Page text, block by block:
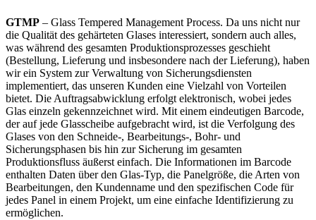
GTMP – Glass Tempered Management Process. Da uns nicht nur
die Qualität des gehärteten Glases interessiert, sondern auch alles,
was während des gesamten Produktionsprozesses geschieht
(Bestellung, Lieferung und insbesondere nach der Lieferung), haben
wir ein System zur Verwaltung von Sicherungsdiensten
implementiert, das unseren Kunden eine Vielzahl von Vorteilen
bietet. Die Auftragsabwicklung erfolgt elektronisch, wobei jedes
Glas einzeln gekennzeichnet wird. Mit einem eindeutigen Barcode,
der auf jede Glasscheibe aufgebracht wird, ist die Verfolgung des
Glases von den Schneide-, Bearbeitungs-, Bohr- und
Sicherungsphasen bis hin zur Sicherung im gesamten
Produktionsfluss äußerst einfach. Die Informationen im Barcode
enthalten Daten über den Glas-Typ, die Panelgröße, die Arten von
Bearbeitungen, den Kundenname und den spezifischen Code für
jedes Panel in einem Projekt, um eine einfache Identifizierung zu
ermöglichen.